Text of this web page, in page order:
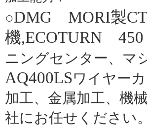
○DMG MORI製
機,ECOTURN 450
ニングセンター、 マ
AQ400LSワイヤー
加工、金属加工、機
社にお任せください。